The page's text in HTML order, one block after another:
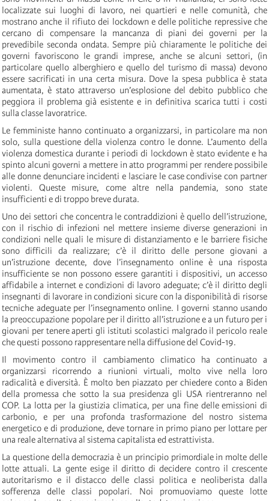
localizzate sui luoghi di lavoro, nei quartieri e nelle comunità, che
mostrano anche il rifiuto dei lockdown e delle politiche repressive che
cercano di compensare la mancanza di piani dei governi per la
prevedibile seconda ondata. Sempre più chiaramente le politiche dei
governi favoriscono le grandi imprese, anche se alcuni settori, (in
particolare quello alberghiero e quello del turismo di massa) devono
essere sacrificati in una certa misura. Dove la spesa pubblica è stata
aumentata, è stato attraverso un’esplosione del debito pubblico che
peggiora il problema già esistente e in definitiva scarica tutti i costi
sulla classe lavoratrice.
Le femministe hanno continuato a organizzarsi, in particolare ma non
solo, sulla questione della violenza contro le donne. L’aumento della
violenza domestica durante i periodi di lockdown è stato evidente e ha
spinto alcuni governi a mettere in atto programmi per rendere possibile
alle donne denunciare incidenti e lasciare le case condivise con partner
violenti. Queste misure, come altre nella pandemia, sono state
insufficienti e di troppo breve durata.
Uno dei settori che concentra le contraddizioni è quello dell’istruzione,
con il rischio di infezioni nel mettere insieme diverse generazioni in
condizioni nelle quali le misure di distanziamento e le barriere fisiche
sono difficili da realizzare; c’è il diritto delle persone giovani a
un’istruzione decente, dove l’insegnamento online è una risposta
insufficiente se non possono essere garantiti i dispositivi, un accesso
affidabile a internet e condizioni di lavoro adeguate; c’è il diritto degli
insegnanti di lavorare in condizioni sicure con la disponibilità di risorse
tecniche adeguate per l’insegnamento online. I governi stanno usando
la preoccupazione popolare per il diritto all’istruzione e a un futuro per i
giovani per tenere aperti gli istituti scolastici malgrado il pericolo reale
che questi possono rappresentare nella diffusione del Covid-19.
Il movimento contro il cambiamento climatico ha continuato a
organizzarsi ricorrendo a riunioni virtuali, molto vive nella loro
radicalità e diversità. È molto ben piazzato per chiedere conto a Biden
della promessa che sotto la sua presidenza gli USA rientreranno nel
COP. La lotta per la giustizia climatica, per una fine delle emissioni di
carbonio, e per una profonda trasformazione del nostro sistema
energetico e di produzione, deve tornare in primo piano per lottare per
una reale alternativa al sistema capitalista ed estrattivista.
La questione della democrazia è un principio primordiale in molte delle
lotte attuali. La gente esige il diritto di decidere contro il crescente
autoritarismo e il distacco delle classi politica e neoliberista dalla
sofferenza delle classi popolari. Noi promuoviamo queste lotte